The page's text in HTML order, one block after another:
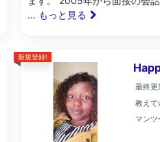
... もっと見る
新規登録!
最終更
教えて
マン